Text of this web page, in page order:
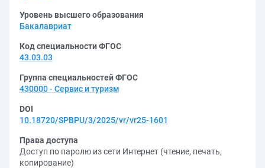
Уровень высшего образования
Бакалавриат
Код специальности ФГОС
43.03.03
Группа специальностей ФГОС
430000 - Сервис и туризм
DOI
10.18720/SPBPU/3/2025/vr/vr25-1601
Права доступа
Доступ по паролю из сети Интернет (чтение, печать,
копирование)